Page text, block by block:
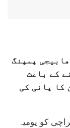
پمپنگ
کے باعث
کا پانی کی
کو یومیہ